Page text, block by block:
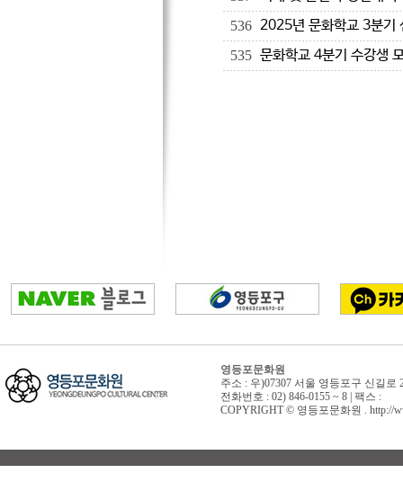
536 2025년 문화학교 3분기
535 문화학교 4분기 수강생
영등포문화원
주소 : 우)07307 서울 영등포구 신길
전화번호 : 02) 846-0155 ~ 8 | 팩스 :
COPYRIGHT © 영등포문화원 . http://